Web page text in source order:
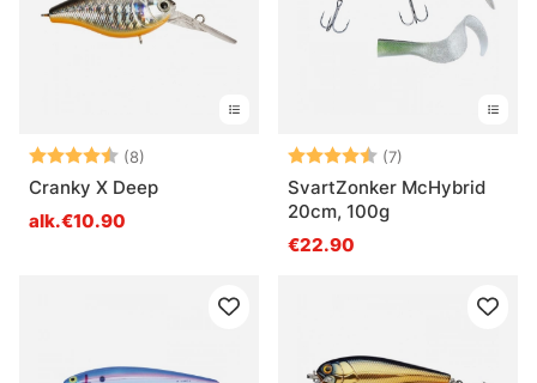
Arvio: (8)
4.9 5:sta tähdestä
Cranky X Deep
alk.€10.90
Arvio: (7)
SvartZonker McHybrid
20cm, 100g
€22.90